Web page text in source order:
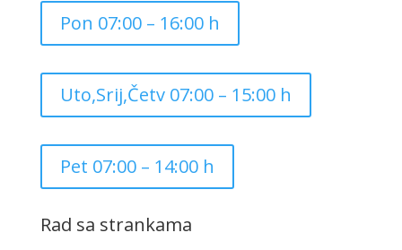
Pon 07:00 – 16:00 h
Uto,Srij,Četv 07:00 – 15:00 h
Pet 07:00 – 14:00 h
Rad sa strankama